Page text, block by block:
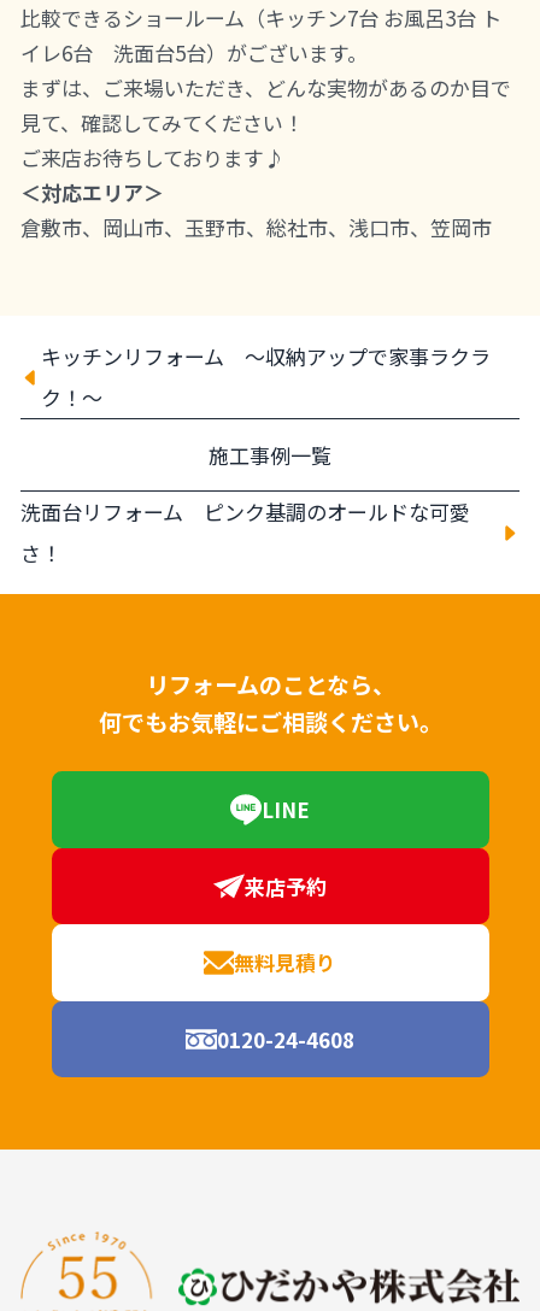
比較できるショールーム（キッチン7台 お風呂3台 ト
イレ6台 洗面台5台）がございます。
まずは、ご来場いただき、どんな実物があるのか目で
見て、確認してみてください！
ご来店お待ちしております♪
＜対応エリア＞
倉敷市、岡山市、玉野市、総社市、浅口市、笠岡市
キッチンリフォーム ～収納アップで家事ラクラ
ク！～
施工事例一覧
洗面台リフォーム ピンク基調のオールドな可愛
さ！
リフォームのことなら、
何でもお気軽にご相談ください。
LINE
来店予約
無料見積り
0120-24-4608